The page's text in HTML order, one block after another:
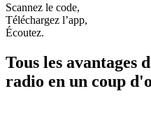
Scannez le code,
Téléchargez l’app,
Écoutez.
Tous les avantages
radio en un coup